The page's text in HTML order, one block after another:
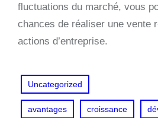
fluctuations du marché, vous
chances de réaliser une vente
actions d’entreprise.
Uncategorized
avantages croissance